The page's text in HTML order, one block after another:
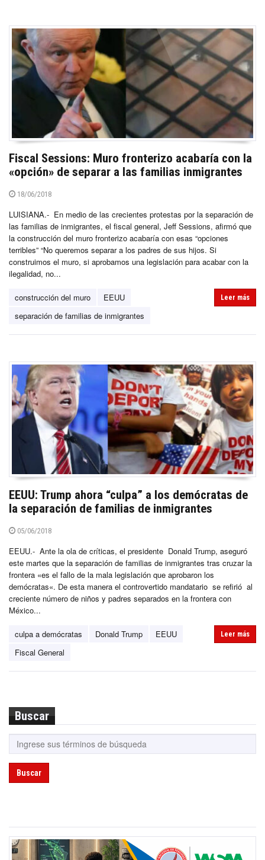
Fiscal Sessions: Muro fronterizo acabaría con la
«opción» de separar a las familias inmigrantes
18/06/2018
LUISIANA.- En medio de las crecientes protestas por la separación de
las familias de inmigrantes, el fiscal general, Jeff Sessions, afirmó que
la construcción del muro fronterizo acabaría con esas “opciones
terribles” “No queremos separar a los padres de sus hijos. Si
construimos el muro, si aprobamos una legislación para acabar con la
ilegalidad, no...
construcción del muro
EEUU
separación de familias de inmigrantes
Leer más
EEUU: Trump ahora “culpa” a los demócratas de
la separación de familias de inmigrantes
05/06/2018
EEUU.- Ante la ola de críticas, el presidente Donald Trump, aseguró
este martes que la separación de familias de inmigrantes tras cruzar la
frontera «es el fallo de la mala legislación que aprobaron los
demócratas«. De esta manera el controvertido mandatario se refirió al
creciente número de niños y padres separados en la frontera con
México...
culpa a demócratas Donald Trump
EEUU
Fiscal General
Leer más
Buscar
Buscar